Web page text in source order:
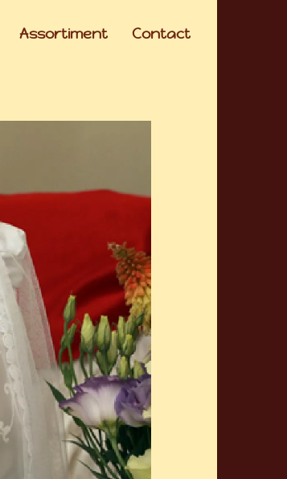
Assortiment Contact